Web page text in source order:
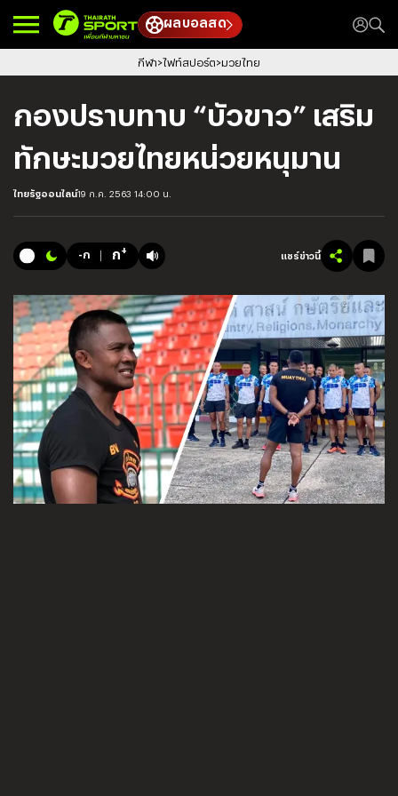
ผลบอลสด
กีฬา ไฟท์สปอร์ต มวยไทย
กองปราบทาบ “บัวขาว” เสริม
ทักษะมวยไทยหน่วยหนุมาน
ไทยรัฐออนไลน์19 ก.ค. 2563 14:00 น.
-ก ก+ แชร์ข่าวนี้